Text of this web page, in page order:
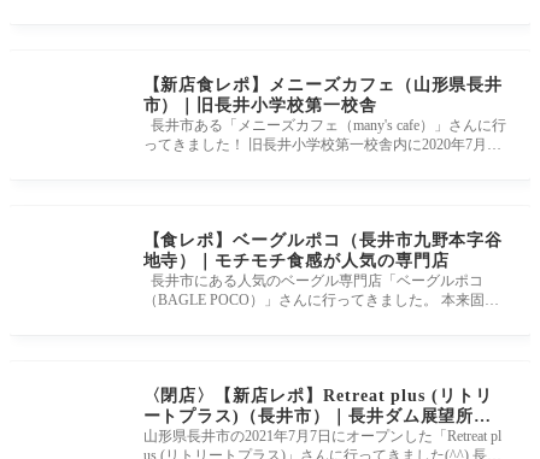
【新店食レポ】メニーズカフェ（山形県長井
市）｜旧長井小学校第一校舎
長井市ある「メニーズカフェ（many's cafe）」さんに行
ってきました！ 旧長井小学校第一校舎内に2020年7月3
【食レポ】ベーグルポコ（長井市九野本字谷
地寺）｜モチモチ食感が人気の専門店
長井市にある人気のベーグル専門店「ベーグルポコ
（BAGLE POCO）」さんに行ってきました。 本来固い
〈閉店〉【新店レポ】Retreat plus (リトリ
ートプラス)（長井市）｜長井ダム展望所、
施設内に映えスイーツのお店がオープン！
山形県長井市の2021年7月7日にオープンした「Retreat pl
us (リトリートプラス)」さんに行ってきました(^^) 長井